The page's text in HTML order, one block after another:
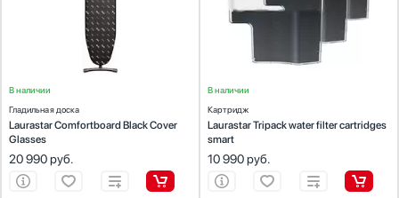
поверхность чехла: 100% хлопок,
подложка: 100% полиэстер
В наличии
Гладильная доска
Laurastar Comfortboard Black Cover
Glasses
20 990руб.
В наличии
Картридж
Laurastar Tripack water filter cartridges
smart
10 990руб.